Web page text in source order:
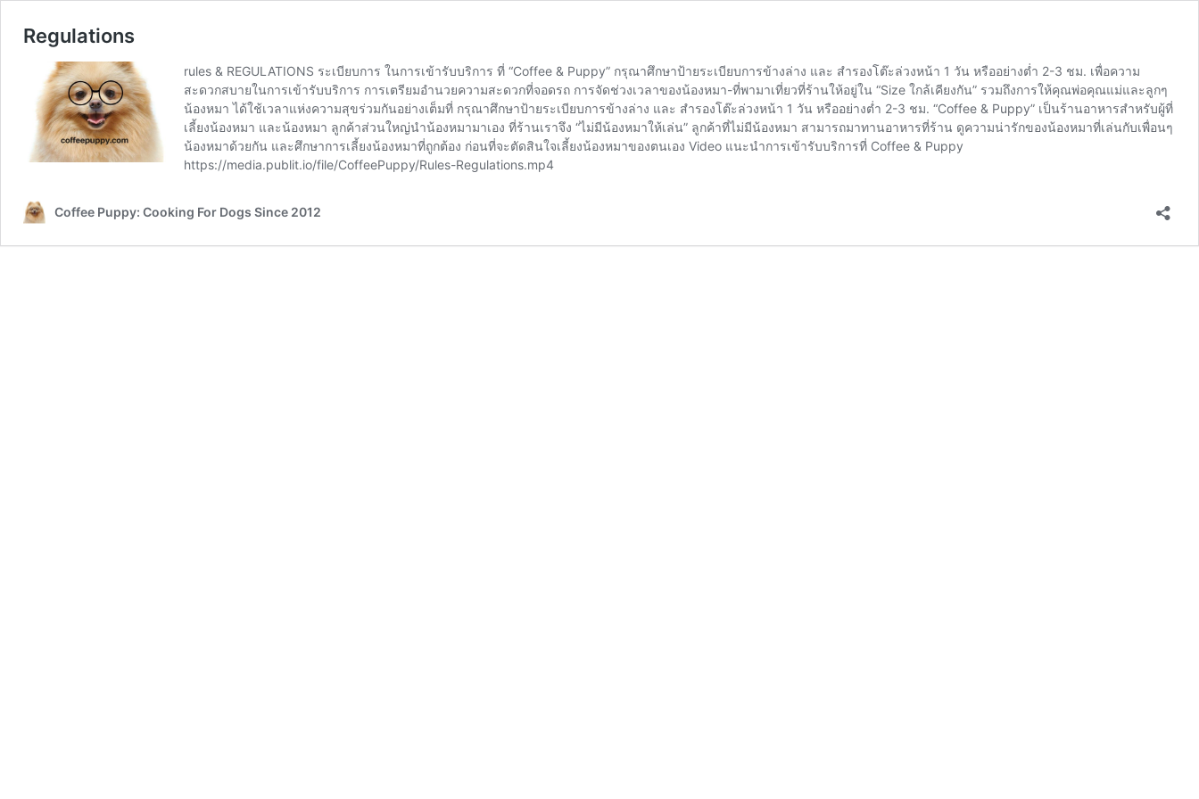
Regulations
rules & REGULATIONS ระเบียบการ ในการเข้ารับบริการ ที่ “Coffee & Puppy” กรุณาศึกษาป้ายระเบียบการข้างล่าง และ สำรองโต๊ะล่วงหน้า 1 วัน หรืออย่างต่ำ 2-3 ชม. เพื่อความ
สะดวกสบายในการเข้ารับบริการ การเตรียมอำนวยความสะดวกที่จอดรถ การจัดช่วงเวลาของน้องหมา-ที่พามาเที่ยวที่ร้านให้อยู่ใน “Size ใกล้เคียงกัน” รวมถึงการให้คุณพ่อคุณแม่และลูกๆ
น้องหมา ได้ใช้เวลาแห่งความสุขร่วมกันอย่างเต็มที่ กรุณาศึกษาป้ายระเบียบการข้างล่าง และ สำรองโต๊ะล่วงหน้า 1 วัน หรืออย่างต่ำ 2-3 ชม. “Coffee & Puppy” เป็นร้านอาหารสำหรับผู้ที่
เลี้ยงน้องหมา และน้องหมา ลูกค้าส่วนใหญ่นำน้องหมามาเอง ที่ร้านเราจึง “ไม่มีน้องหมาให้เล่น” ลูกค้าที่ไม่มีน้องหมา สามารถมาทานอาหารที่ร้าน ดูความน่ารักของน้องหมาที่เล่นกับเพื่อนๆ
น้องหมาด้วยกัน และศึกษาการเลี้ยงน้องหมาที่ถูกต้อง ก่อนที่จะตัดสินใจเลี้ยงน้องหมาของตนเอง Video แนะนำการเข้ารับบริการที่ Coffee & Puppy
https://media.publit.io/file/CoffeePuppy/Rules-Regulations.mp4
Coffee Puppy: Cooking For Dogs Since 2012